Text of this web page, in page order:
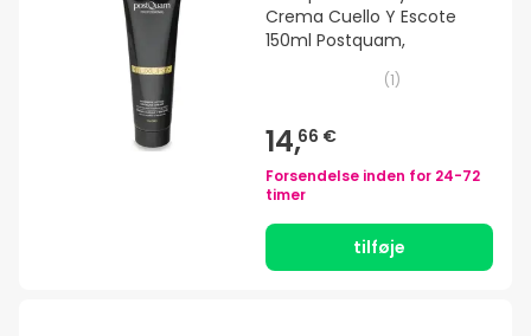
Crema Cuello Y Escote
150ml Postquam,
(1)
14,66 €
Forsendelse inden for 24-72
timer
tilføje